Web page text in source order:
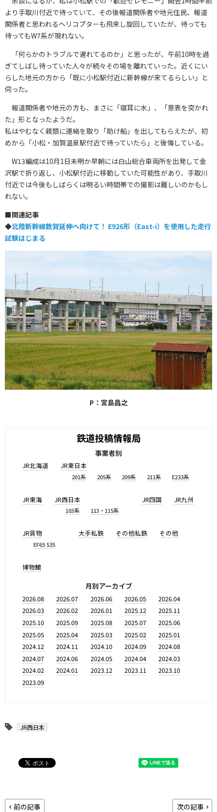
より手取川付近で待っていて、その後報道関係者や地元住民、報道
関係者と思われるヘリコプターも飛来し旋回していたが、待っても
待ってもW7系が現れない。
「何らかのトラブルで遅れてるのか」と思ったが、午前10時を過
ぎてしばし待っていた人々が続々その場を離れていった。近くにい
らした地元の方から「既に小松駅付近に新幹線が来てるらしい」と
伺った。
報道関係者や地元の方も、まさに「寝耳に水」、「意表を突かれ
た」形となったようだ。
私はやむなく親類に連絡を取り「助け船」を出してもらえたが、初
めから「小松・加賀温泉駅付近で待っていたら」と後悔している。
W13編成は10月1日未明か早朝には白山総合車両所を出発して金
沢駅で折り返し、小松駅付近に移動していた可能性があり、手取川
付近では今後もしばらくは明るい時間帯での撮影は難しいのかもし
れない。
■関連記事
◆北陸新幹線敦賀延伸へ向けて！ E926形（East-i）を使用した走行
試験はじまる
P：宮島昌之
鉄道投稿情報局
事業者別
JR北海道 JR東日本
201系 205系 209系 211系 E233系
JR東海 JR西日本
103系 113・115系
JR四国 JR九州
JR貨物
EF65 535
大手私鉄 その他私鉄 その他
博物館
月別アーカイブ
2026.08 2026.07 2026.06 2026.05
2026.04
2026.03
2026.02 2026.01 2025.12
2025.11
2025.10
2025.09 2025.08 2025.07
2025.06
2025.05
2025.04 2025.03 2025.02
2025.01
2024.12
2024.11 2024.10 2024.09
2024.08
2024.07
2024.06 2024.05 2024.04
2024.03
2024.02
2024.01 2023.12 2023.11
2023.10
2023.09
JR西日本
前の記事 次の記事